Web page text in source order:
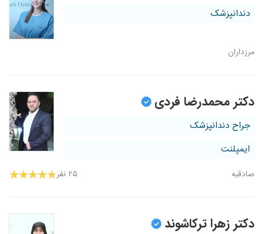
دندانپزشک
مرزداران
دکتر محمدرضا فردی
جراح دندانپزشک
ایمپلنت
صادقیه ۲۵ نفر
دکتر زهرا ترکاشوند